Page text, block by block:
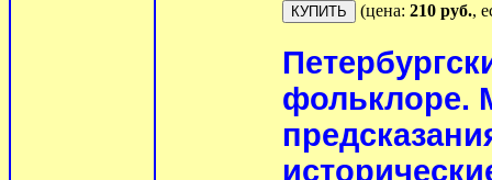
(цена: 210 руб.,
фольклоре.